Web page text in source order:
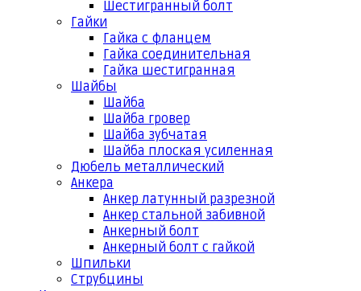
Шестигранный болт
Гайки
Гайка с фланцем
Гайка соединительная
Гайка шестигранная
Шайбы
Шайба
Шайба гровер
Шайба зубчатая
Шайба плоская усиленная
Дюбель металлический
Анкера
Анкер латунный разрезной
Анкер стальной забивной
Анкерный болт
Анкерный болт с гайкой
Шпильки
Струбцины